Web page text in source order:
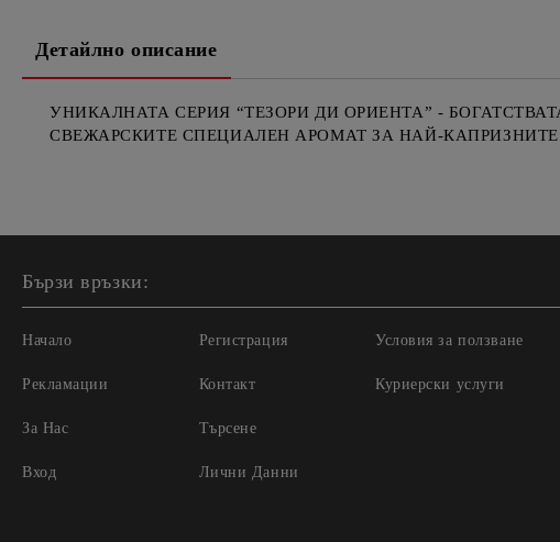
Детайлно описание
УНИКАЛНАТА СЕРИЯ “ТЕЗОРИ ДИ ОРИЕНТА” -
СВЕЖАРСКИТЕ СПЕЦИАЛЕН АРОМАТ ЗА НАЙ-
Бързи връзки:
Начало
Рекламации
За Нас
Вход
Регистрация
Контакт
Търсене
Лични Данни
Условия за ползване
Куриерски услуги